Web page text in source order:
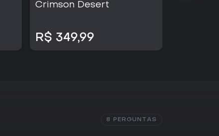
Crimson Desert
R$ 349,99
8 PERGUNTAS